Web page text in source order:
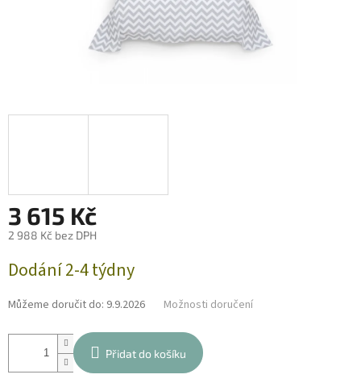
3 615 Kč
2 988 Kč bez DPH
cena:
Dodání 2-4 týdny
Můžeme doručit do: 9.9.2026 Možnosti doručení
Přidat do košíku